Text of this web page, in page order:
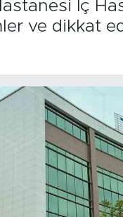
İç
ve dikkat